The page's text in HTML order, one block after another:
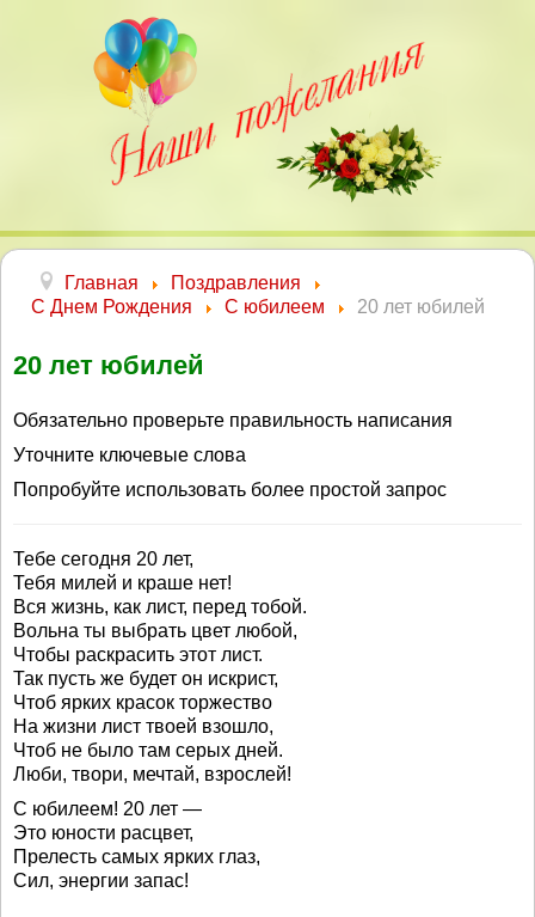
Главная
Поздравления
С Днем Рождения
С юбилеем 20 лет юбилей
20 лет юбилей
Обязательно проверьте правильность написания
Уточните ключевые слова
Попробуйте использовать более простой запрос
Тебе сегодня 20 лет,
Тебя милей и краше нет!
Вся жизнь, как лист, перед тобой.
Вольна ты выбрать цвет любой,
Чтобы раскрасить этот лист.
Так пусть же будет он искрист,
Чтоб ярких красок торжество
На жизни лист твоей взошло,
Чтоб не было там серых дней.
Люби, твори, мечтай, взрослей!
С юбилеем! 20 лет —
Это юности расцвет,
Прелесть самых ярких глаз,
Сил, энергии запас!